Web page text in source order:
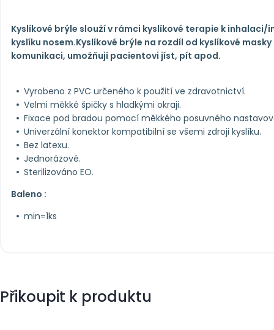
Kyslíkové brýle slouží v rámci kyslíkové terapie k
kyslíku nosem.Kyslíkové brýle na rozdíl od kyslíkové
komunikaci, umožňují pacientovi jíst, pít apod.
Vyrobeno z PVC určeného k použití ve zdravotnictví.
Velmi měkké špičky s hladkými okraji.
Fixace pod bradou pomocí měkkého posuvného
Univerzální konektor kompatibilní se všemi zdroji kyslíku.
Bez latexu.
Jednorázové.
Sterilizováno EO.
Baleno :
min=1ks
Přikoupit k produktu